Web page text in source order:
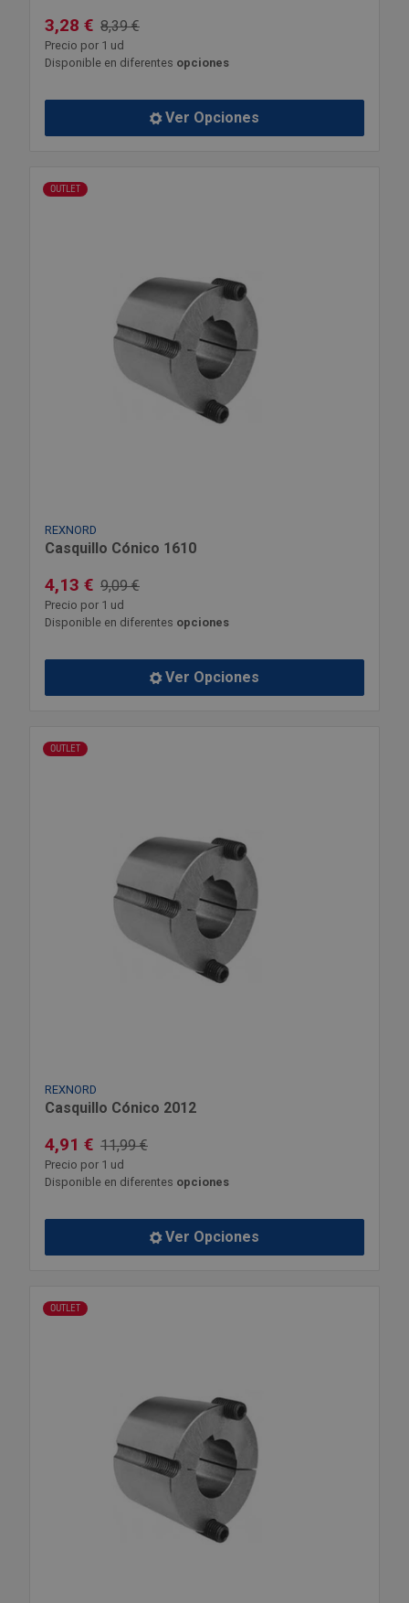
3,28 € 8,39 €
Precio por 1 ud
Disponible en diferentes opciones
Ver Opciones
OUTLET
REXNORD
Casquillo Cónico 1610
4,13 € 9,09 €
Precio por 1 ud
Disponible en diferentes opciones
Ver Opciones
OUTLET
REXNORD
Casquillo Cónico 2012
4,91 € 11,99 €
Precio por 1 ud
Disponible en diferentes opciones
Ver Opciones
OUTLET